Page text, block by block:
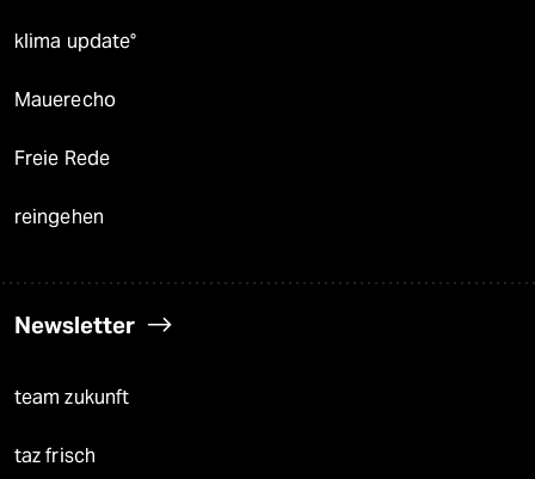
klima update°
Mauerecho
Freie Rede
reingehen
Newsletter
team zukunft
taz frisch